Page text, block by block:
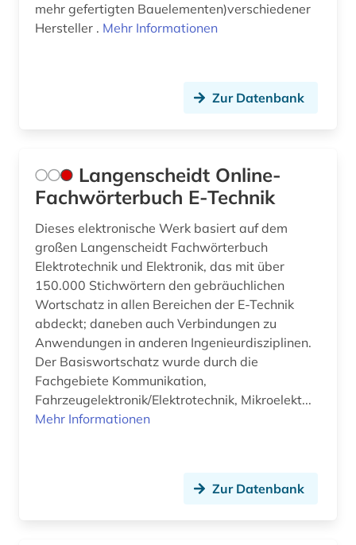
mehr gefertigten Bauelementen)verschiedener
Hersteller . Mehr Informationen
Zur Datenbank
Langenscheidt Online-
Fachwörterbuch E-Technik
Dieses elektronische Werk basiert auf dem
großen Langenscheidt Fachwörterbuch
Elektrotechnik und Elektronik, das mit über
150.000 Stichwörtern den gebräuchlichen
Wortschatz in allen Bereichen der E-Technik
abdeckt; daneben auch Verbindungen zu
Anwendungen in anderen Ingenieurdisziplinen.
Der Basiswortschatz wurde durch die
Fachgebiete Kommunikation,
Fahrzeugelektronik/Elektrotechnik, Mikroelekt...
Mehr Informationen
Zur Datenbank